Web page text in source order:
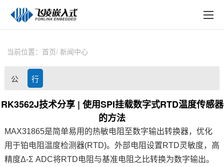
技术与支持
在线文档
方案定制
关于飞凌
在线购买
当前位置： 首页 新闻中心
公
司
态
行
业
讯
RK3562J技术分享 | 使用SPI挂载数字式RTD温度传感器
的方法
MAX31865是简单易用的热敏电阻至数字输出转换器，优化
用于铂电阻温度检测器(RTD)。外部电阻设置RTD灵敏度，高
精度Δ-Σ ADC将RTD电阻与基准电阻之比转换为数字输出。